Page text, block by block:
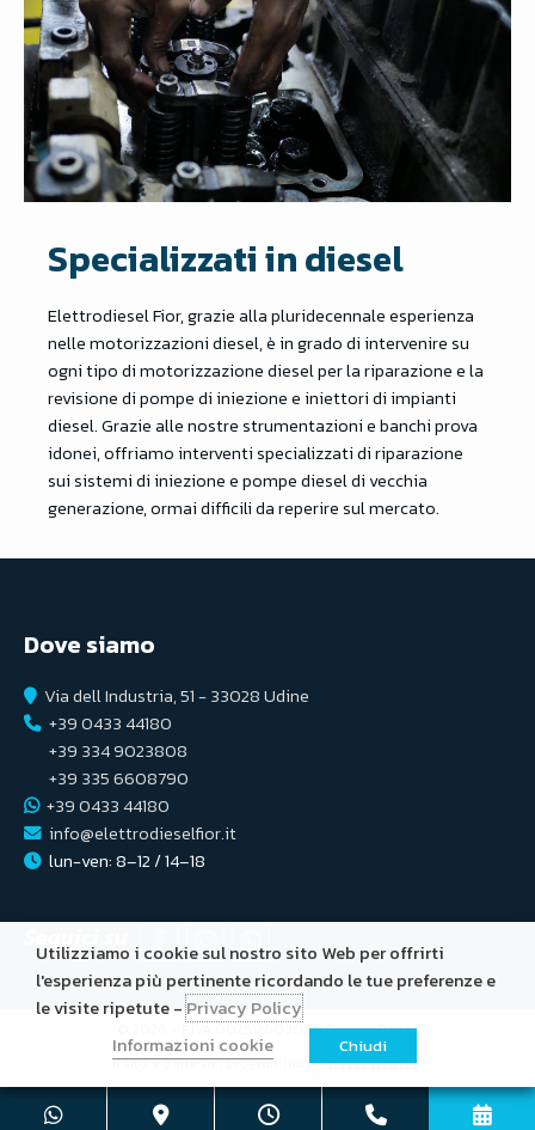
Specializzati in diesel
Elettrodiesel Fior, grazie alla pluridecennale esperienza
nelle motorizzazioni diesel, è in grado di intervenire su
ogni tipo di motorizzazione diesel per la riparazione e la
revisione di pompe di iniezione e iniettori di impianti
diesel. Grazie alle nostre strumentazioni e banchi prova
idonei, offriamo interventi specializzati di riparazione
sui sistemi di iniezione e pompe diesel di vecchia
generazione, ormai difficili da reperire sul mercato.
Dove siamo
Via dell Industria, 51 - 33028 Udine
+39 0433 44180
+39 334 9023808
+39 335 6608790
+39 0433 44180
info@elettrodieselfior.it
lun-ven: 8–12 / 14–18
© 2026 - P.IVA 00251260303 -Privacy Policy
Il sito è parte del programma
Utilizziamo i cookie sul nostro sito Web per offrirti
l'esperienza più pertinente ricordando le tue preferenze e
le visite ripetute -Privacy Policy
Informazioni cookie
Chiudi